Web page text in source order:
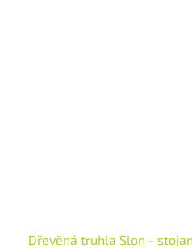
Dřevěná truhla Slon -